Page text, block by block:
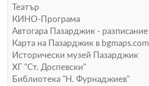
Театър
КИНО-Програма
Автогара Пазарджик - разписание
Карта на Пазарджик в bgmaps.com
Исторически музей Пазарджик
ХГ "Ст. Доспевски"
Библиотека "Н. Фурнаджиев"